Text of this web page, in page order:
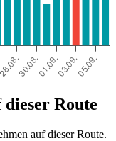
Route
auf dieser Route.